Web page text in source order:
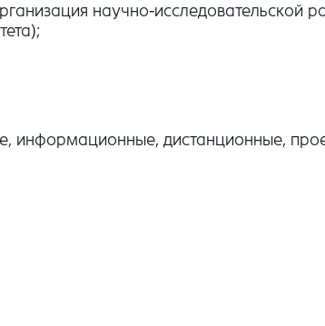
научно-исследовательской
информационные, дистанционные,